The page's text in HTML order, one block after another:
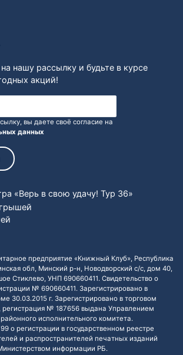
нашу рассылку и будьте в курсе
акций!
вы даете своё согласие на
данных
«Верь в свою удачу! Тур 36»
предприятие «Книжный Клуб», Республика
обл, Минский р-н, Новодворский с/с, дом 40,
Стиклево, УНП 690660411. Свидетельство о
№ 690660411. Зарегистрировано в
30.03.2015 г. Зарегистрировано в торговом
регистрация № 187656 выдана Управлением
исполнительного комитета.
о регистрации в государственном реестре
и распространителей печатных изданий
информации РБ.